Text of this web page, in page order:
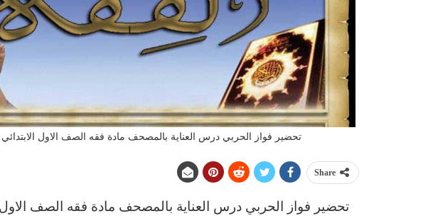
تحضير فواز الحربي درس العناية بالمصحف مادة فقه الصف الاول الابتدائي
Share
تحضير فواز الحربي درس العناية بالمصحف مادة فقه الصف